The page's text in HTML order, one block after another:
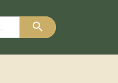
Search Button